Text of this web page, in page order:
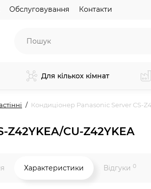
Обслуговування Контакти
Для кількох кімнат
Кондиціонер Panasonic Server CS-
Z42YKEA/CU-Z42YKEA
Характеристики Відгуки 0